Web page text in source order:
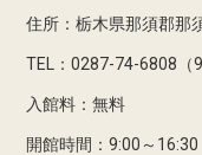
住所：栃木県那須郡那
TEL：0287-74-6808（
入館料：無料
開館時間：9:00～16:30